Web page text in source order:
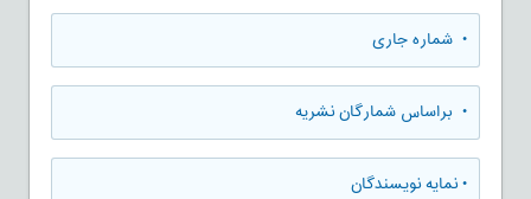
• شماره جاری
• براساس شمارگان نشریه
•نمایه نویسندگان